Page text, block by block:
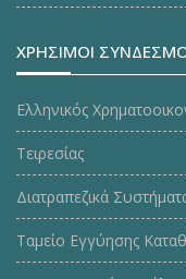
ΧΡΗΣΙΜΟΙ
Ελληνικός
Τειρεσίας
Διατραπεζικά
Ταμείο Εγγύησης